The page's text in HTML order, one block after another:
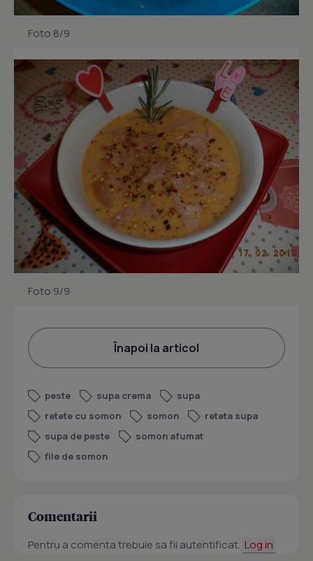
Foto 8/9
Foto 9/9
Înapoi la articol
peste supa crema
supa
retete cu somon
somon
reteta supa
supa de peste
somon afumat
file de somon
Comentarii
Pentru a comenta trebuie sa fii autentificat. Log in